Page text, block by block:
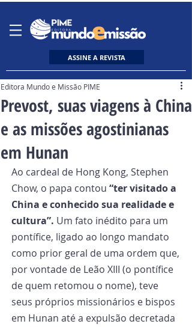
ASSINE A REVISTA
Prevost, suas viagens à China
e as missões agostinianas
em Hunan
Editora Mundo e Missão PIME
Ao cardeal de Hong Kong, Stephen
Chow, o papa contou “ter visitado a
China e conhecido sua realidade e
cultura”. Um fato inédito para um
pontífice, ligado ao longo mandato
como prior geral de uma ordem que,
por vontade de Leão XIII (o pontífice
de quem retomou o nome), teve
seus próprios missionários e bispos
em Hunan até a expulsão decretada